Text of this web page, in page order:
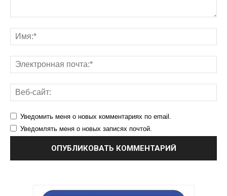
Уведомить меня о новых комментариях по email.
Уведомлять меня о новых записях почтой.